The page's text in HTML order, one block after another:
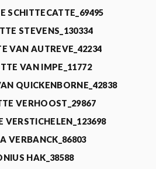
SCHITTECATTE_69495
STEVENS_130334
VAN AUTREVE_42234
VAN IMPE_11772
QUICKENBORNE_42838
VERHOOST_29867
VERSTICHELEN_123698
VERBANCK_86803
HAK_38588